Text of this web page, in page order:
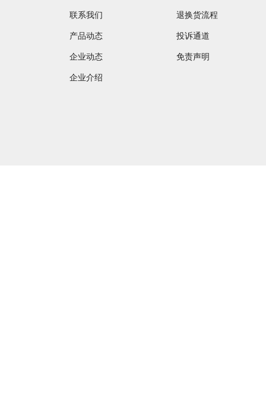
联系我们
产品动态
企业动态
企业介绍
退换货流程
投诉通道
免责声明